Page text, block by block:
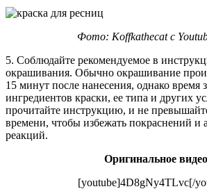
Фото: Koffkathecat с
5. Соблюдайте рекомендуемое в
окрашивания. Обычно окрашивание
15 минут после нанесения, однако время
ингредиентов краски, ее типа и других
прочитайте инструкцию, и не
времени, чтобы избежать покраснений и
реакций.
Оригинальное видео
[youtube]4D8gNy4TLvc[/